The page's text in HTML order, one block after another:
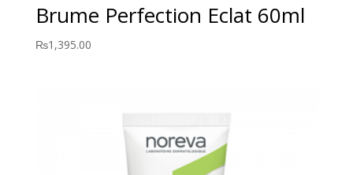
Brume Perfection Eclat 60ml
₨1,395.00